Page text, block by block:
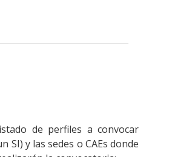
de perfiles a convocar
SI) y las sedes o CAEs donde